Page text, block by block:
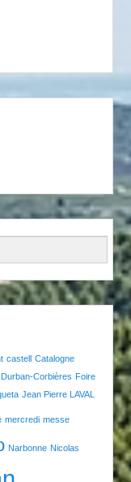
castell Catalogne
Durban-Corbières Foire
Jean Pierre LAVAL
mercredi messe
Narbonne Nicolas